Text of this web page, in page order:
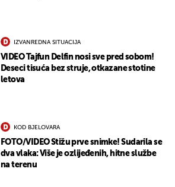
IZVANREDNA SITUACIJA
VIDEO Tajfun Delfin nosi sve pred sobom!
Deseci tisuća bez struje, otkazane stotine
letova
KOD BJELOVARA
FOTO/VIDEO Stižu prve snimke! Sudarila se
dva vlaka: Više je ozlijeđenih, hitne službe
na terenu